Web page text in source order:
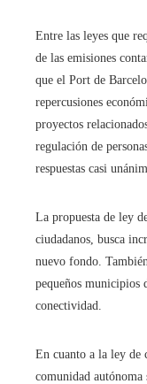
Entre las leyes que
de las emisiones
que el Port de
repercusiones
proyectos
regulación de
respuestas casi
La propuesta de ley
ciudadanos, busca
nuevo fondo.
pequeños municipios
conectividad.
En cuanto a la ley de
comunidad